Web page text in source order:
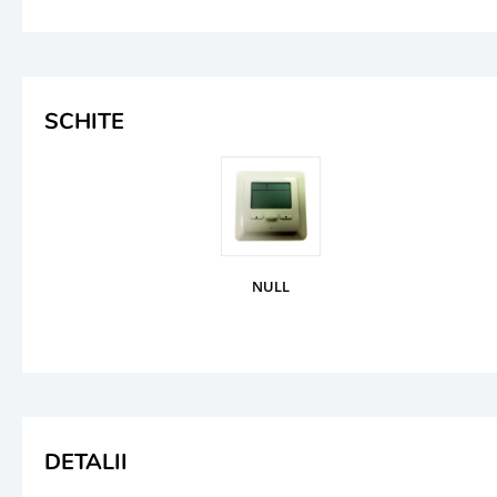
SCHITE
NULL
DETALII